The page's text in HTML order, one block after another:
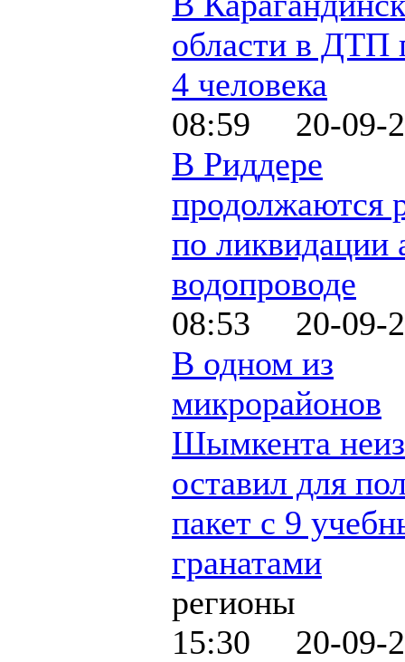
области в ДТП
4 человека
08:59 20-09-
В Риддере
продолжаются
по ликвидации
водопроводе
08:53 20-09-
В одном из
микрорайонов
Шымкента
оставил для
пакет с 9
гранатами
регионы
15:30 20-09-